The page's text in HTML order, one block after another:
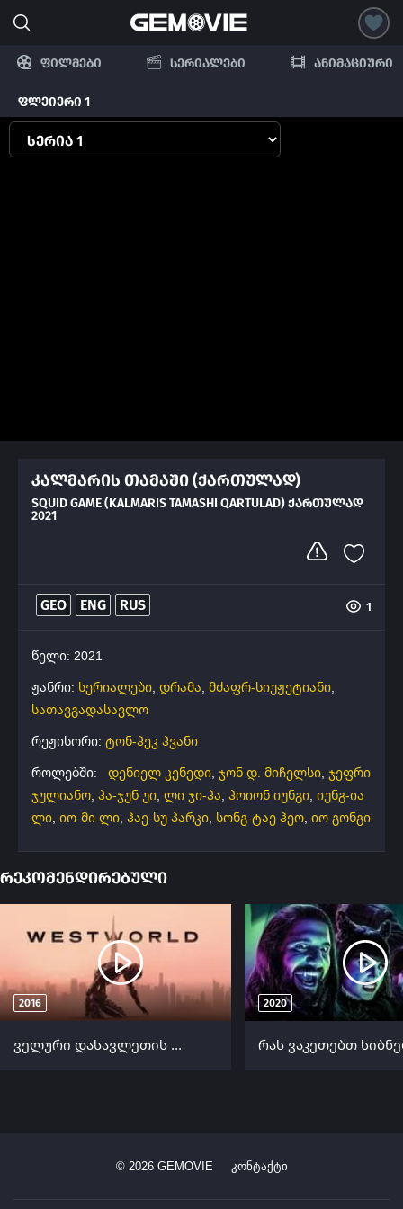
ფილმები სერიალები ანიმაციური
ფლეიერი 1
კალმარის თამაში (ქართულად)
SQUID GAME (KALMARIS TAMASHI QARTULAD) ᲥᲐᲠᲗᲣᲚᲐᲓ
2021
GEO ENG RUS 1
წელი: 2021
ჟანრი: სერიალები, დრამა, მძაფრ-სიუჟეტიანი,
სათავგადასავლო
რეჟისორი: ტონ-ჰეკ ჰვანი
როლებში:
დენიელ კენედი, ჯონ დ. მიჩელსი, ჯეფრი
ჯულიანო, ჰა-ჯუნ უი, ლი ჯი-ჰა, ჰოიონ იუნგი, იუნგ-ია
ლი, იო-მი ლი, ჰაე-სუ პარკი, სონგ-ტაე ჰეო, იო გონგი
რეკომენდირებული
2016
ველური დასავლეთის სამყარო (ქართულად) / Westworld (Veluri Dasavletis Samyaro Qartulad) ქართულად 2016
2020
© 2026GEMOVIE კონტაქტი